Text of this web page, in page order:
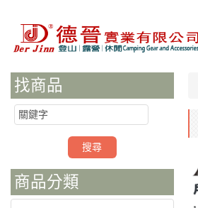
找商品
商品分類